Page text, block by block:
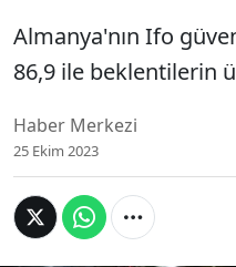
Almanya'nın Ifo
86,9​ ile beklentilerin
Haber Merkezi
25 Ekim 2023